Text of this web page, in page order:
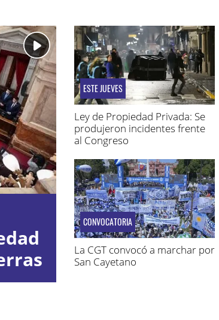
ESTE JUEVES
Ley de Propiedad Privada: Se
produjeron incidentes frente
al Congreso
CONVOCATORIA
La CGT convocó a marchar por
San Cayetano